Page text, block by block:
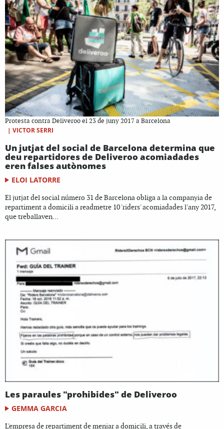
Protesta contra Deliveroo el 23 de juny 2017 a Barcelona
| VICTOR SERRI
Un jutjat del social de Barcelona determina que
deu repartidores de Deliveroo acomiadades
eren falses autònomes
ELOI LATORRE
El jutjat del social número 31 de Barcelona obliga a la companyia de
repartiment a domicili a readmetre 10 'riders' acomiadades l'any 2017,
que treballaven...
Les paraules "prohibides" de Deliveroo
GEMMA GARCIA
L'empresa de repartiment de menjar a domicili, a través de